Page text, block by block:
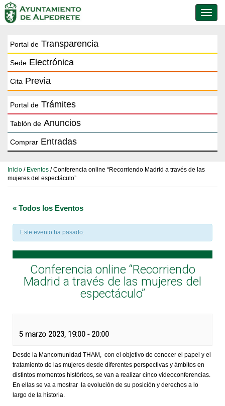
de
Portal de Transparencia
Sede Electrónica
Cita Previa
Portal de Trámites
Tablón de Anuncios
Comprar Entradas
Inicio / Eventos / Conferencia online “Recorriendo Madrid a través de las
mujeres del espectáculo”
« Todos los Eventos
Este evento ha pasado.
Conferencia online “Recorriendo
Madrid a través de las mujeres del
espectáculo”
5 marzo 2023, 19:00 - 20:00
Desde la Mancomunidad THAM, con el objetivo de conocer el papel y el
tratamiento de las mujeres desde diferentes perspectivas y ámbitos en
distintos momentos históricos, se van a realizar cinco videoconferencias.
En ellas se va a mostrar la evolución de su posición y derechos a lo
largo de la historia.